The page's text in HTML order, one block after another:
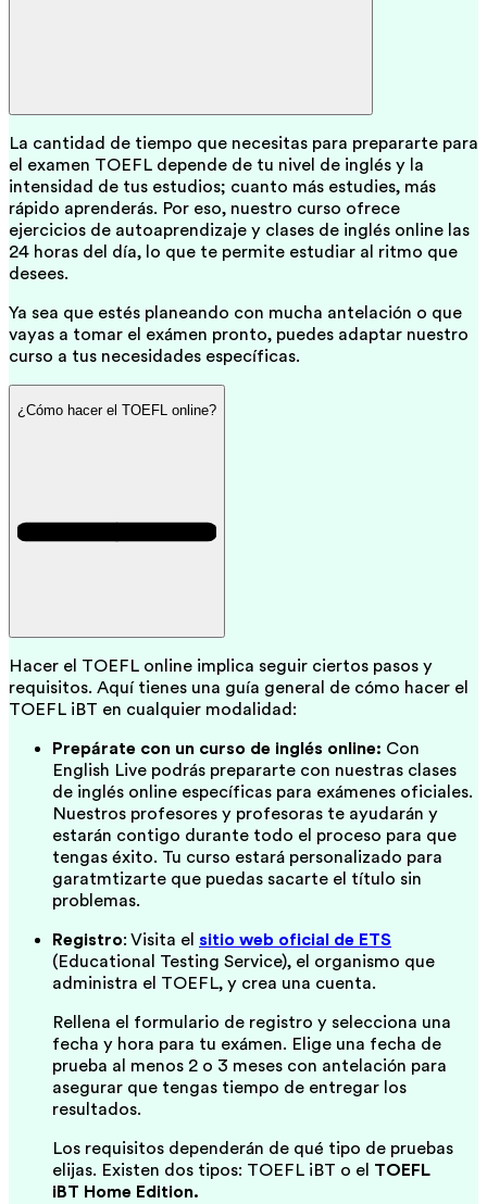
La cantidad de tiempo que necesitas para prepararte para
el examen TOEFL depende de tu nivel de inglés y la
intensidad de tus estudios; cuanto más estudies, más
rápido aprenderás. Por eso, nuestro curso ofrece
ejercicios de autoaprendizaje y clases de inglés online las
24 horas del día, lo que te permite estudiar al ritmo que
desees.
Ya sea que estés planeando con mucha antelación o que
vayas a tomar el exámen pronto, puedes adaptar nuestro
curso a tus necesidades específicas.
¿Cómo hacer el TOEFL online?
Hacer el TOEFL online implica seguir ciertos pasos y
requisitos. Aquí tienes una guía general de cómo hacer el
TOEFL iBT en cualquier modalidad:
Prepárate con un curso de inglés online: Con
English Live podrás prepararte con nuestras clases
de inglés online específicas para exámenes oficiales.
Nuestros profesores y profesoras te ayudarán y
estarán contigo durante todo el proceso para que
tengas éxito. Tu curso estará personalizado para
garatmtizarte que puedas sacarte el título sin
problemas.
Registro: Visita el sitio web oficial de ETS
(Educational Testing Service), el organismo que
administra el TOEFL, y crea una cuenta.
Rellena el formulario de registro y selecciona una
fecha y hora para tu exámen. Elige una fecha de
prueba al menos 2 o 3 meses con antelación para
asegurar que tengas tiempo de entregar los
resultados.
Los requisitos dependerán de qué tipo de pruebas
elijas. Existen dos tipos: TOEFL iBT o el TOEFL
iBT Home Edition.